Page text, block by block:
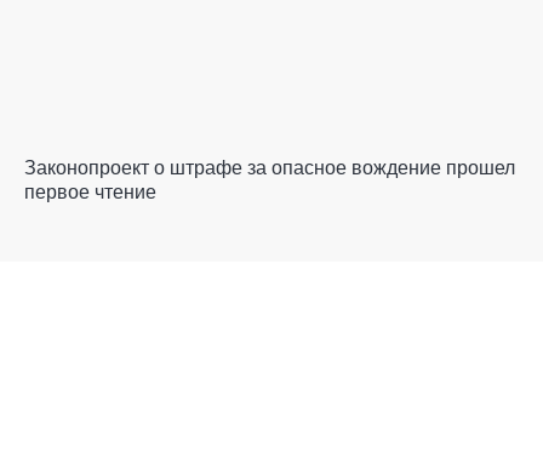
Законопроект о штрафе за опасное вождение прошел
первое чтение